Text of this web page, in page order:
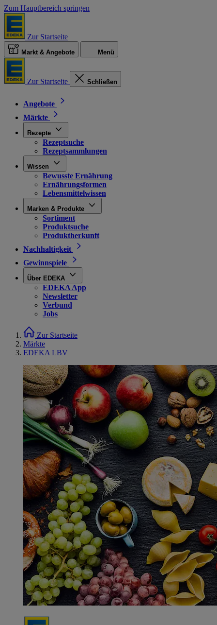
Zum Hauptbereich springen
Zur Startseite
Markt & Angebote Menü
Zur Startseite Schließen
Angebote
Märkte
Rezepte
Rezeptsuche
Rezeptsammlungen
Wissen
Bewusste Ernährung
Ernährungsformen
Lebensmittelwissen
Marken & Produkte
Sortiment
Produktsuche
Produktherkunft
Nachhaltigkeit
Gewinnspiele
Über EDEKA
EDEKA App
Newsletter
Verbund
Jobs
Zur Startseite
Märkte
EDEKA LBV